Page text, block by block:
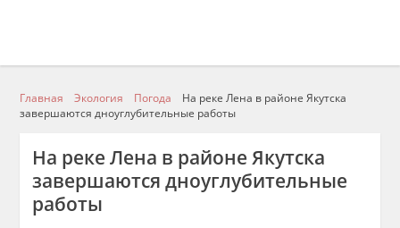
Главная Экология Погода
На реке Лена в районе Якутска
завершаются дноуглубительные работы
На реке Лена в районе Якутска
завершаются дноуглубительные
работы